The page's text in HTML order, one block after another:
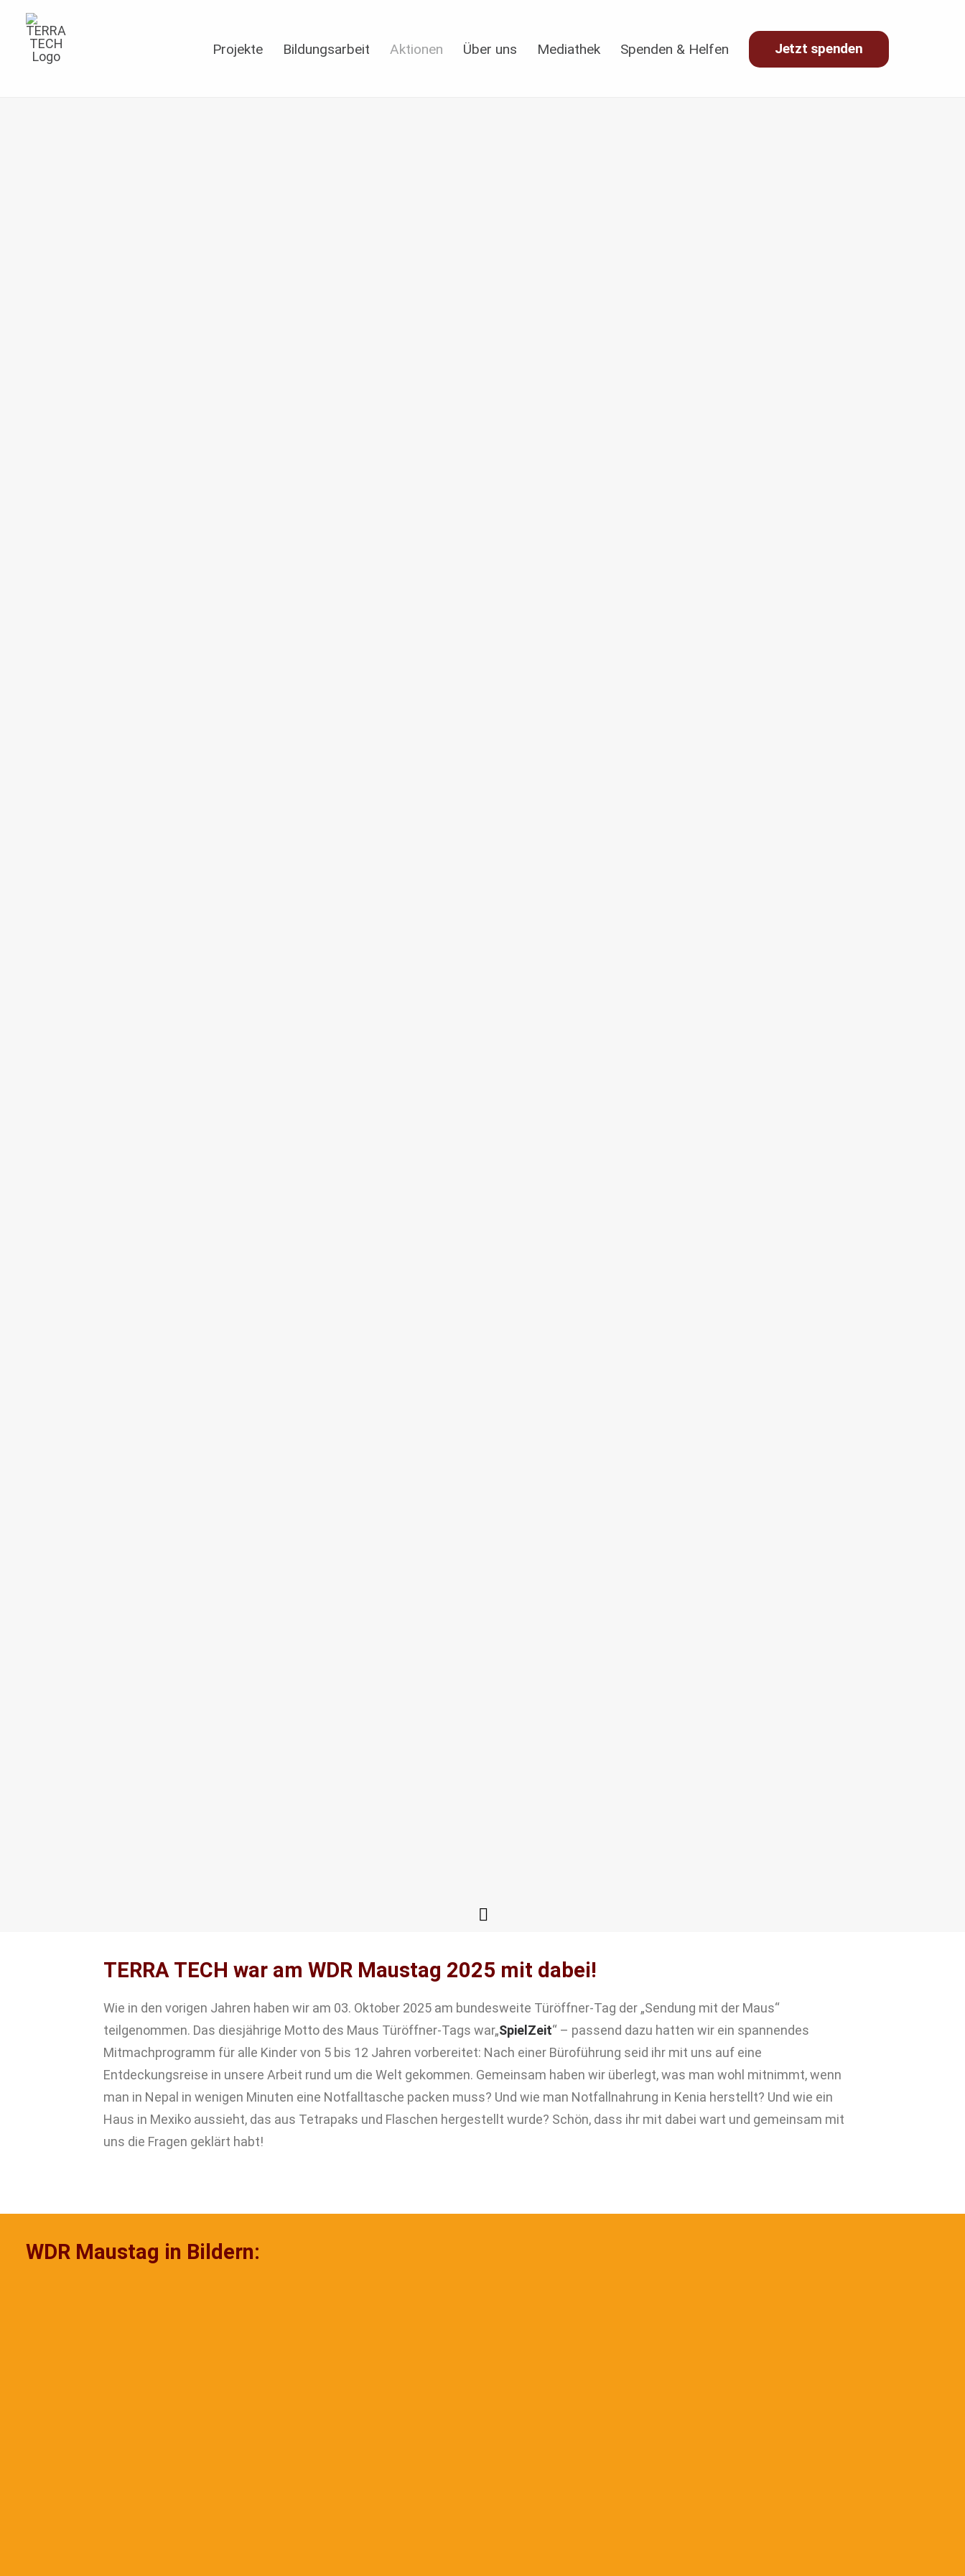
Projekte Bildungsarbeit Aktionen Über uns Mediathek Spenden & Helfen Jetzt spenden
TERRA TECH war am WDR Maustag 2025 mit dabei!
Wie in den vorigen Jahren haben wir am 03. Oktober 2025 am bundesweite Türöffner-Tag der „Sendung mit der Maus“
teilgenommen. Das diesjährige Motto des Maus Türöffner-Tags war„SpielZeit“ – passend dazu hatten wir ein spannendes
Mitmachprogramm für alle Kinder von 5 bis 12 Jahren vorbereitet: Nach einer Büroführung seid ihr mit uns auf eine
Entdeckungsreise in unsere Arbeit rund um die Welt gekommen. Gemeinsam haben wir überlegt, was man wohl mitnimmt, wenn
man in Nepal in wenigen Minuten eine Notfalltasche packen muss? Und wie man Notfallnahrung in Kenia herstellt? Und wie ein
Haus in Mexiko aussieht, das aus Tetrapaks und Flaschen hergestellt wurde? Schön, dass ihr mit dabei wart und gemeinsam mit
uns die Fragen geklärt habt!
WDR Maustag in Bildern: